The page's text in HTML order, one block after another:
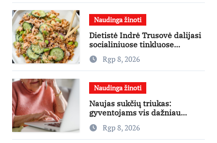
Naudinga žinoti
Dietistė Indrė Trusovė dalijasi
socialiniuose tinkluose
išpopuliarėjusiu lašišos salotų
receptuRgp 8, 2026
Naudinga žinoti
Naujas sukčių triukas:
gyventojams vis dažniau
skambina per „Viber“
Rgp 8, 2026